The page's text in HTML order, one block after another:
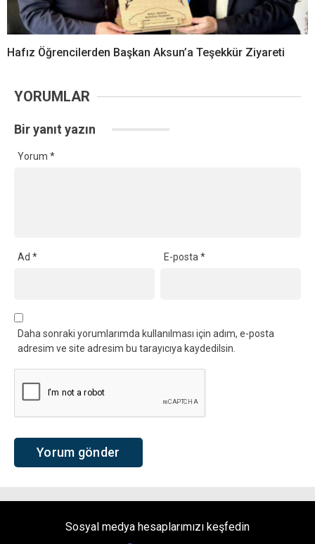
Hafız Öğrencilerden Başkan Aksun’a Teşekkür Ziyareti
YORUMLAR
Bir yanıt yazın
Yorum *
Ad * E-posta*
Daha sonraki yorumlarımda kullanılması için adım, e-posta
adresim ve site adresim bu tarayıcıya kaydedilsin.
Sosyal medya hesaplarımızı keşfedin